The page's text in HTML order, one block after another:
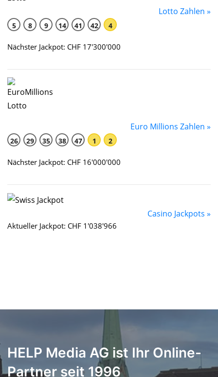
Lotto Zahlen »
5 8 9 14 41 42 4
Nächster Jackpot: CHF 17'300'000
Euro Millions Zahlen »
26 29 35 38 47 1 2
Nächster Jackpot: CHF 16'000'000
Casino Jackpots »
Aktueller Jackpot: CHF 1'038'966
HELP Media AG ist Ihr Online-
Partner seit 1996